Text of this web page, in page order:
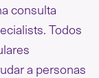
consulta
Todos
a personas